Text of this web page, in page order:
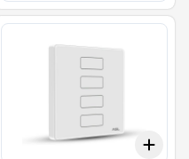
+10 Add